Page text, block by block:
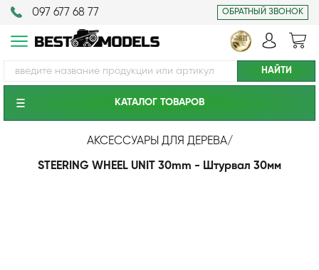
097 677 68 77 ОБРАТНЫЙ ЗВОНОК
КАТАЛОГ ТОВАРОВ
АКСЕССУАРЫ ДЛЯ ДЕРЕВА/
STEERING WHEEL UNIT 30mm - Штурвал 30мм